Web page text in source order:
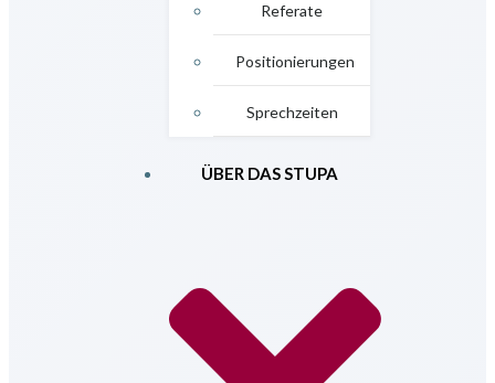
Referate
Positionierungen
Sprechzeiten
ÜBER DAS STUPA